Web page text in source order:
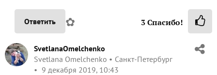
Ответить ✿ 3Спасибо!
SvetlanaOmelchenko
Svetlana Omelchenko
Санкт-Петербург
9 декабря 2019, 10:43